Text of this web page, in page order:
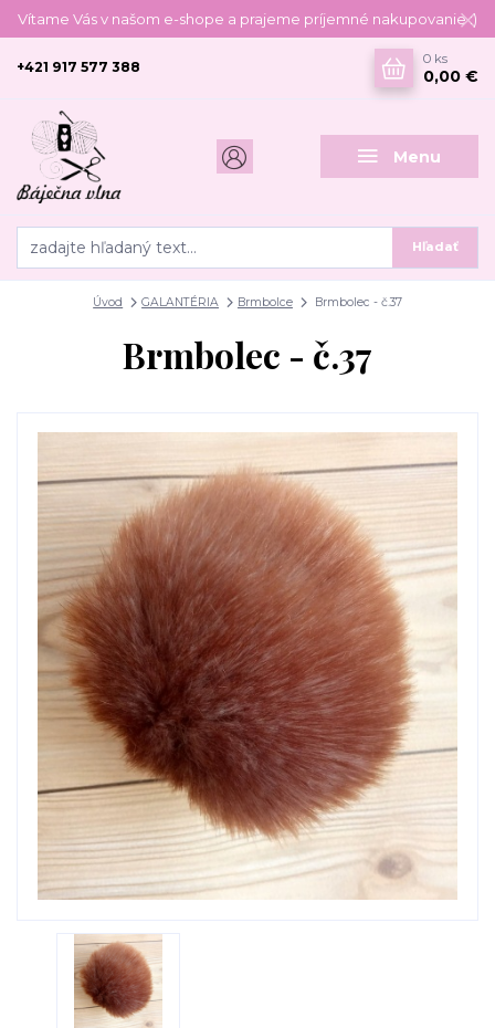
Vítame Vás v našom e-shope a prajeme príjemné nakupovanie :)
Menu
Hľadať
+421 917 577 388
0 ks
0,00 €
Úvod GALANTÉRIA Brmbolce Brmbolec - č.37
Brmbolec - č.37